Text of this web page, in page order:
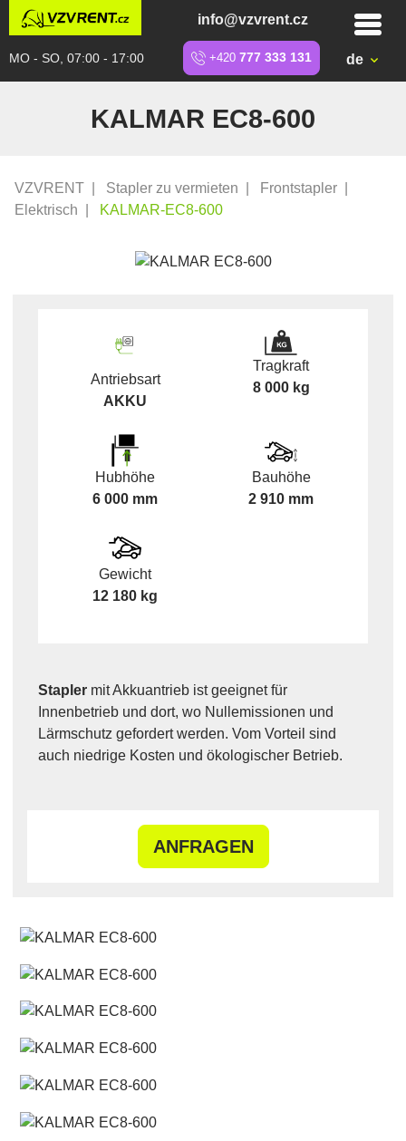
info@vzvrent.cz
MO - SO, 07:00 - 17:00 +420 777 333 131 de
KALMAR EC8-600
VZVRENT Stapler zu vermieten Frontstapler
Elektrisch
KALMAR-EC8-600
Antriebsart
AKKU
Tragkraft
8 000 kg
Hubhöhe
6 000 mm
Bauhöhe
2 910 mm
Gewicht
12 180 kg
Stapler mit Akkuantrieb ist geeignet für
Innenbetrieb und dort, wo Nullemissionen und
Lärmschutz gefordert werden. Vom Vorteil sind
auch niedrige Kosten und ökologischer Betrieb.
ANFRAGEN